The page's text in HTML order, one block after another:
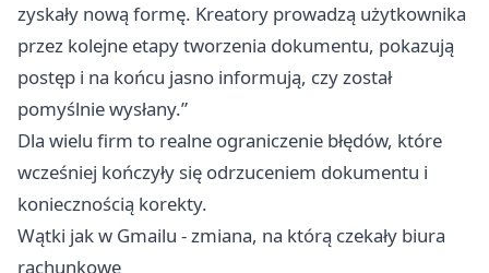
zyskały nową formę. Kreatory prowadzą użytkownika
przez kolejne etapy tworzenia dokumentu, pokazują
postęp i na końcu jasno informują, czy został
pomyślnie wysłany.”
Dla wielu firm to realne ograniczenie błędów, które
wcześniej kończyły się odrzuceniem dokumentu i
koniecznością korekty.
Wątki jak w Gmailu - zmiana, na którą czekały biura
rachunkowe